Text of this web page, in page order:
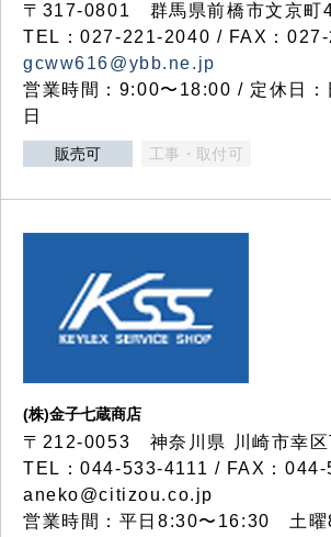
〒317‐0801 群馬県前橋市文京町
TEL：027-221-2040 / FAX：
gcww616@ybb.ne.jp
営業時間：9:00〜18:00 / 定休日：
日
販売可 工事・取付可
(株)金子七蔵商店
〒212-0053 神奈川県 川崎市幸区
TEL：044-533-4111 / FAX：
aneko@citizou.co.jp
営業時間：平日8:30〜16:30 土